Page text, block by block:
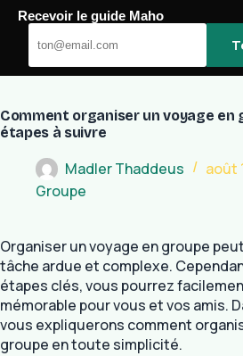
Passer
contenu
Maho
Comment organiser un voyage en
étapes à suivre
Madler Thaddeus
août
Groupe
Organiser un voyage en groupe
tâche ardue et complexe.
étapes clés, vous pourrez
mémorable pour vous et vos amis.
vous expliquerons comment
groupe en toute simplicité.
Recevoir le guide Maho